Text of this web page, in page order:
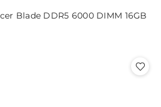
Blade DDR5 6000 DIMM 16GB